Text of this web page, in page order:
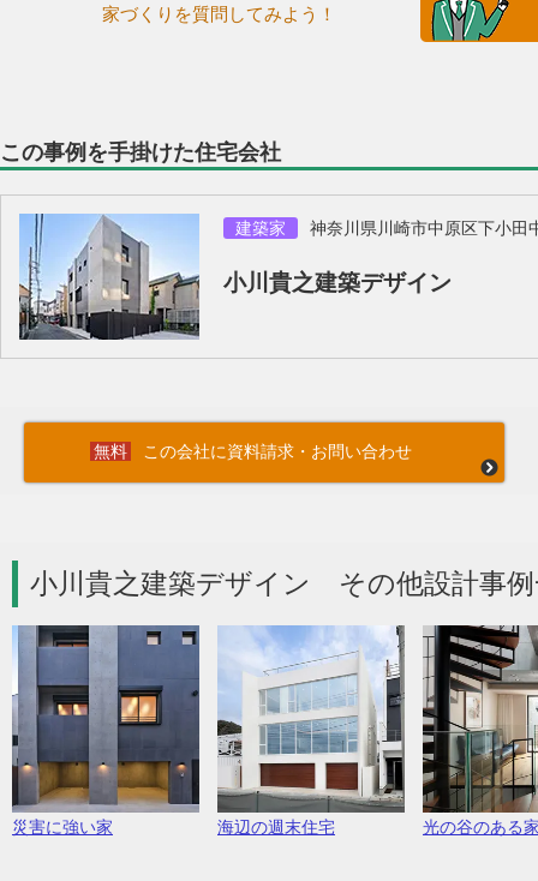
家づくりを質問してみよう！
この事例を手掛けた住宅会社
建築家 神奈川県川崎市中原区下小田
小川貴之建築デザイン
この会社に資料請求・お問い合わせ
小川貴之建築デザイン その他設計事
災害に強い家 海辺の週末住宅 光の谷のある